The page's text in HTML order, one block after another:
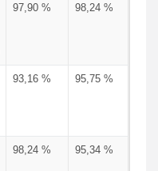
97,90 % 98,24 %
93,16 % 95,75 %
98,24 % 95,34 %